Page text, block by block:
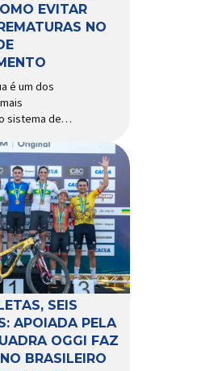
EVITAR
NO
é um dos
sistema de
contínua
e demais
sistema,
de
Por
está em
a bomba
apenas […]
SEIS
APOIADA PELA
OGGI FAZ
BRASILEIRO